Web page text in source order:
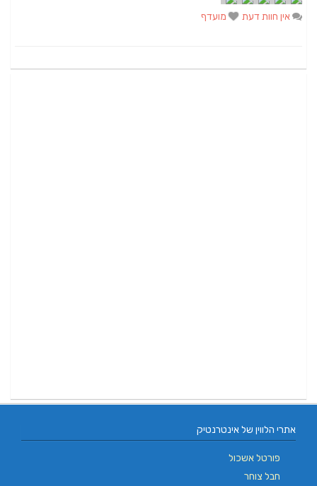
אין חוות דעת מועדף
אתרי הלווין של אינטרנטיק
פורטל אשכול
חבל צוחר